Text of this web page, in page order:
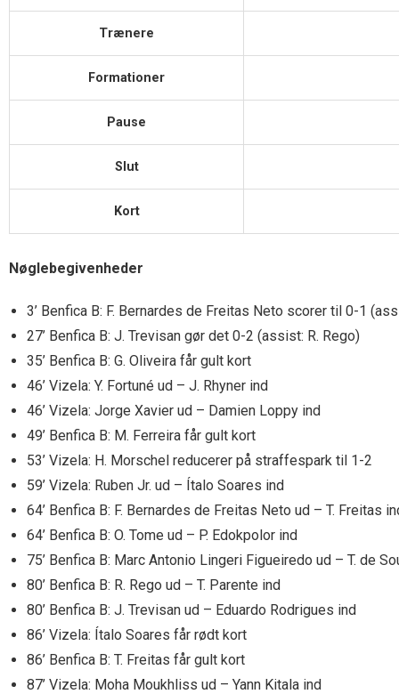
Trænere
Formationer
Pause
Slut
Kort
Nøglebegivenheder
3’ Benfica B: F. Bernardes de Freitas Neto scorer til 0-1
27’ Benfica B: J. Trevisan gør det 0-2 (assist: R. Rego)
35’ Benfica B: G. Oliveira får gult kort
46’ Vizela: Y. Fortuné ud – J. Rhyner ind
46’ Vizela: Jorge Xavier ud – Damien Loppy ind
49’ Benfica B: M. Ferreira får gult kort
53’ Vizela: H. Morschel reducerer på straffespark til 1-2
59’ Vizela: Ruben Jr. ud – Ítalo Soares ind
64’ Benfica B: F. Bernardes de Freitas Neto ud – T. Freitas
64’ Benfica B: O. Tome ud – P. Edokpolor ind
75’ Benfica B: Marc Antonio Lingeri Figueiredo ud – T. de
80’ Benfica B: R. Rego ud – T. Parente ind
80’ Benfica B: J. Trevisan ud – Eduardo Rodrigues ind
86’ Vizela: Ítalo Soares får rødt kort
86’ Benfica B: T. Freitas får gult kort
87’ Vizela: Moha Moukhliss ud – Yann Kitala ind